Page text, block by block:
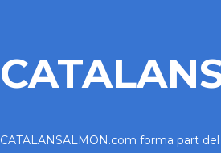
CATALANSALMON.com forma part